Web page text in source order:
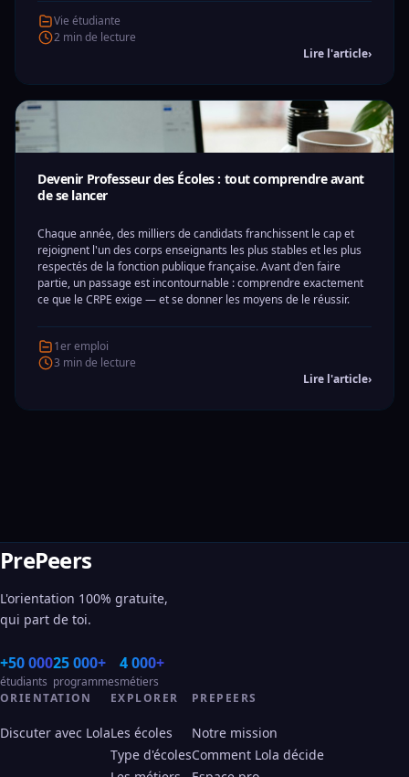
Vie étudiante
2 min de lecture
Lire l'article›
Devenir Professeur des Écoles : tout comprendre avant
de se lancer
Chaque année, des milliers de candidats franchissent le cap et
rejoignent l'un des corps enseignants les plus stables et les plus
respectés de la fonction publique française. Avant d'en faire
partie, un passage est incontournable : comprendre exactement
ce que le CRPE exige — et se donner les moyens de le réussir.
1er emploi
3 min de lecture
Lire l'article›
PrePeers
L'orientation 100% gratuite,
qui part de toi.
+50 000
étudiants
25 000+
programmes
4 000+
métiers
ORIENTATION
Discuter avec Lola
EXPLORER
Les écoles
Type d'écoles
PREPEERS
Notre mission
Comment Lola décide